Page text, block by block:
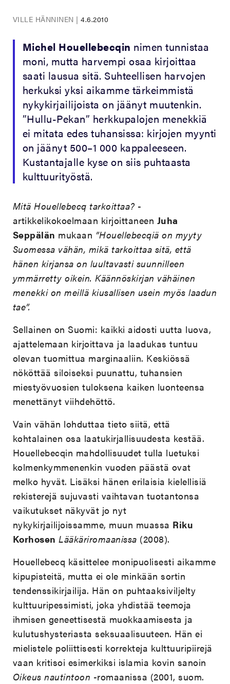
VILLE HÄNNINEN |4.6.2010
Michel Houellebecqin nimen tunnistaa
moni, mutta harvempi osaa kirjoittaa
saati lausua sitä. Suhteellisen harvojen
herkuksi yksi aikamme tärkeimmistä
nykykirjailijoista on jäänyt muutenkin.
”Hullu-Pekan” herkkupalojen menekkiä
ei mitata edes tuhansissa: kirjojen myynti
on jäänyt 500–1 000 kappaleeseen.
Kustantajalle kyse on siis puhtaasta
kulttuurityöstä.
Mitä Houellebecq tarkoittaa? -
artikkelikokoelmaan kirjoittaneen Juha
Seppälän mukaan ”Houellebecqiä on myyty
Suomessa vähän, mikä tarkoittaa sitä, että
hänen kirjansa on luultavasti suunnilleen
ymmärretty oikein. Käännöskirjan vähäinen
menekki on meillä kiusallisen usein myös laadun
tae”.
Sellainen on Suomi: kaikki aidosti uutta luova,
ajattelemaan kirjoittava ja laadukas tuntuu
olevan tuomittua marginaaliin. Keskiössä
nököttää siloiseksi puunattu, tuhansien
miestyövuosien tuloksena kaiken luonteensa
menettänyt viihdehöttö.
Vain vähän lohduttaa tieto siitä, että
kohtalainen osa laatukirjallisuudesta kestää.
Houellebecqin mahdollisuudet tulla luetuksi
kolmenkymmenenkin vuoden päästä ovat
melko hyvät. Lisäksi hänen erilaisia kielellisiä
rekisterejä sujuvasti vaihtavan tuotantonsa
vaikutukset näkyvät jo nyt
nykykirjailijoissamme, muun muassa Riku
Korhosen Lääkäriromaanissa (2008).
Houellebecq käsittelee monipuolisesti aikamme
kipupisteitä, mutta ei ole minkään sortin
tendenssikirjailija. Hän on puhtaaksiviljelty
kulttuuripessimisti, joka yhdistää teemoja
ihmisen geneettisestä muokkaamisesta ja
kulutushysteriasta seksuaalisuuteen. Hän ei
mielistele poliittisesti korrekteja kulttuuripiirejä
vaan kritisoi esimerkiksi islamia kovin sanoin
Oikeus nautintoon -romaanissa (2001, suom.